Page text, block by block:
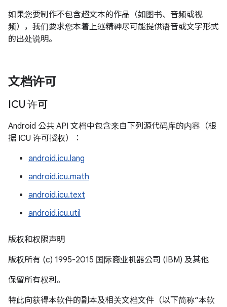
如果您要制作不包含超文本的作品（如图书、音频或视
频），我们要求您本着上述精神尽可能提供语音或文字形式
的出处说明。
文档许可
ICU 许可
Android 公共 API 文档中包含来自下列源代码库的内容（根
据 ICU 许可授权）：
android.icu.lang
android.icu.math
android.icu.text
android.icu.util
版权和权限声明
版权所有 (c) 1995-2015 国际商业机器公司 (IBM) 及其他
保留所有权利。
特此向获得本软件的副本及相关文档文件（以下简称“本软